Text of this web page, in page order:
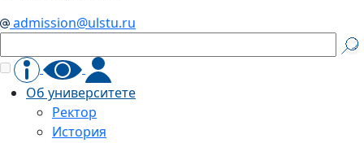
admission@ulstu.ru
Об университете
Ректор
История